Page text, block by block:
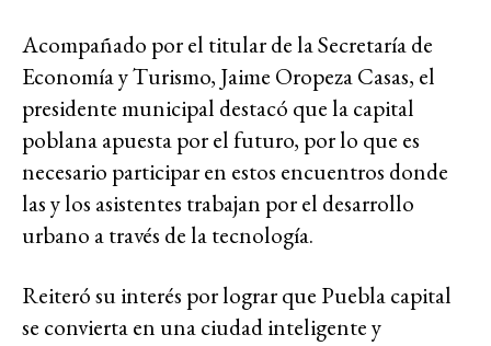
Acompañado por el titular de la Secretaría de
Economía y Turismo, Jaime Oropeza Casas, el
presidente municipal destacó que la capital
poblana apuesta por el futuro, por lo que es
necesario participar en estos encuentros donde
las y los asistentes trabajan por el desarrollo
urbano a través de la tecnología.
Reiteró su interés por lograr que Puebla capital
se convierta en una ciudad inteligente y